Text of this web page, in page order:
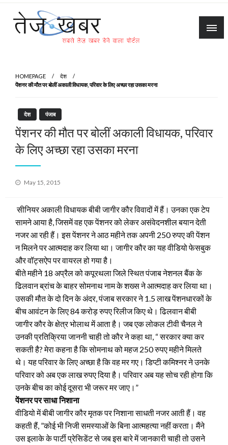
Skip
content
HOMEPAGE
देश
पेंशनर की मौत पर बोलीं अकाली विधायक, परिवार के लिए अच्छा रहा उसका मरना
देश पंजाब
पेंशनर की मौत पर बोलीं अकाली विधायक, परिवार
के लिए अच्छा रहा उसका मरना
Posted
May 15, 2015
सीनियर अकाली विधायक बीबी जागीर कौर विवादों में हैं। उनका एक टेप
सामने आया है, जिसमें वह एक पेंशनर को लेकर असंवेदनशील बयान देती
नजर आ रही हैं। इस पेंशनर ने आठ महीने तक अपनी 250 रुपए की पेंशन
न मिलने पर आत्मदाह कर लिया था। जागीर कौर का यह वीडियो फेसबुक
और वॉट्सऐप पर वायरल हो गया है।
बीते महीने 18 अप्रैल को कपूरथला जिले स्थित पंजाब नेशनल बैंक के
ढिलवान ब्रांच के बाहर सोमनाथ नाम के शख्स ने आत्मदाह कर लिया था।
उसकी मौत के दो दिन के अंदर, पंजाब सरकार ने 1.5 लाख पेंशनधारकों के
बीच आवंटन के लिए 84 करोड़ रुपए रिलीज किए थे। ढिलवान बीबी
जागीर कौर के क्षेत्र भोलाथ में आता है। जब एक लोकल टीवी चैनल ने
उनकी प्रतिक्रिया जाननी चाही तो कौर ने कहा था, “ सरकार क्या कर
सकती है? मेरा कहना है कि सोमनाथ को महज 250 रुपए महीने मिलते
थे। यह परिवार के लिए अच्छा है कि वह मर गए। डिप्टी कमिश्नर ने उनके
परिवार को अब एक लाख रुपए दिया है। परिवार अब यह सोच रही होगा कि
उनके बीच का कोई दूसरा भी जरूर मर जाए।”
पेंशनर पर साधा निशाना
वीडियो में बीबी जागीर कौर मृतक पर निशाना साधती नजर आती हैं। वह
कहती हैं, ”कोई भी निजी समस्याओं के बिना आत्महत्या नहीं करता। मैंने
उस इलाके के पार्टी प्रेसिडेंट से जब इस बारे में जानकारी चाही तो उसने